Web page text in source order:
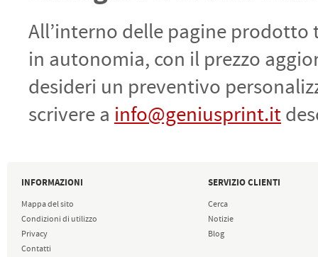
All’interno delle pagine
in autonomia, con il prezzo
desideri un preventivo
scrivere a info@geniusprint.it
INFORMAZIONI
Mappa del sito
Condizioni di utilizzo
Privacy
Contatti
SERVIZIO CLIENTI
Cerca
Notizie
Blog